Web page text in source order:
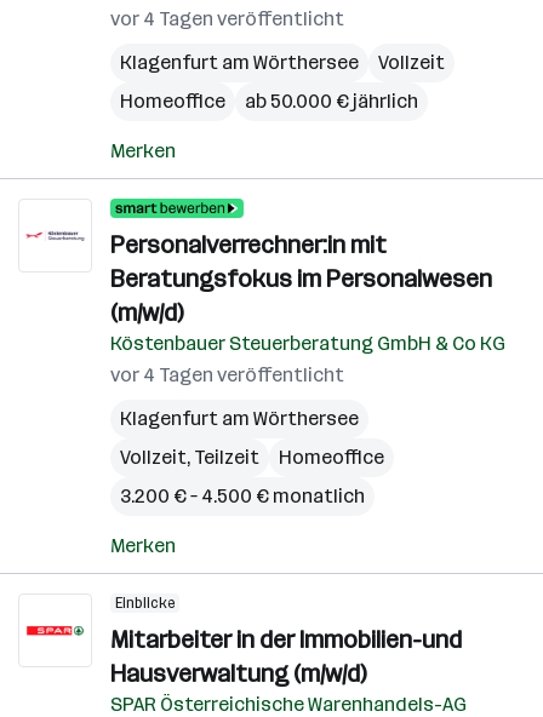
vor 4 Tagen veröffentlicht
Klagenfurt am Wörthersee
Vollzeit
Homeoffice
ab 50.000 € jährlich
Merken
Personalverrechner:in mit
Beratungsfokus im Personalwesen
(m/w/d)
Köstenbauer Steuerberatung GmbH & Co KG
vor 4 Tagen veröffentlicht
Klagenfurt am Wörthersee
Vollzeit, Teilzeit
Homeoffice
3.200 € – 4.500 € monatlich
Merken
Einblicke
Mitarbeiter in der Immobilien-und
Hausverwaltung (m/w/d)
SPAR Österreichische Warenhandels-AG